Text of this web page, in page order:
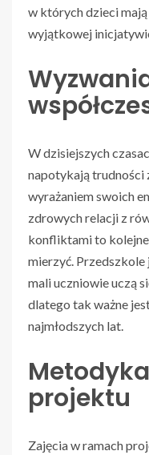
w których dzieci
wyjątkowej
W dzisiejszych
napotykają trudności
wyrażaniem swoich
zdrowych relacji z
konfliktami to
mierzyć.
mali uczniowie uczą
dlatego tak ważne
najmłodszych lat.
projektu
Zajęcia w ramach